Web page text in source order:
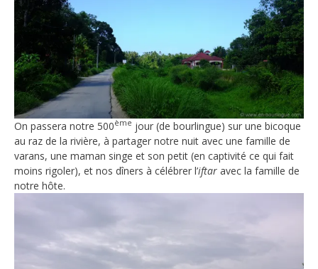
On passera notre 500ème jour (de bourlingue) sur une bicoque
au raz de la rivière, à partager notre nuit avec une famille de
varans, une maman singe et son petit (en captivité ce qui fait
moins rigoler), et nos dîners à célébrer l’iftar avec la famille de
notre hôte.